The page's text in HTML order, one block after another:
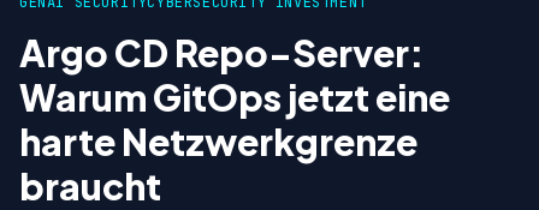
Argo CD Repo-Server:
Warum GitOps jetzt eine
harte Netzwerkgrenze
braucht